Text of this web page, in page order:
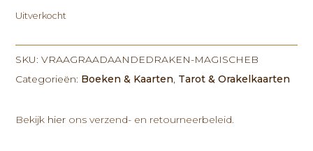
Uitverkocht
SKU:VRAAGRAADAANDEDRAKEN-MAGISCHEB
Categorieën: Boeken & Kaarten, Tarot & Orakelkaarten
Bekijk hier ons verzend- en retourneerbeleid.